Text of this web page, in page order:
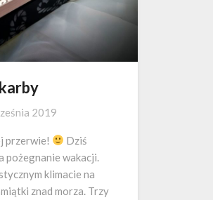
2019
przerwie!
Dziś
pożegnanie wakacji.
klimacie na
znad morza. Trzy